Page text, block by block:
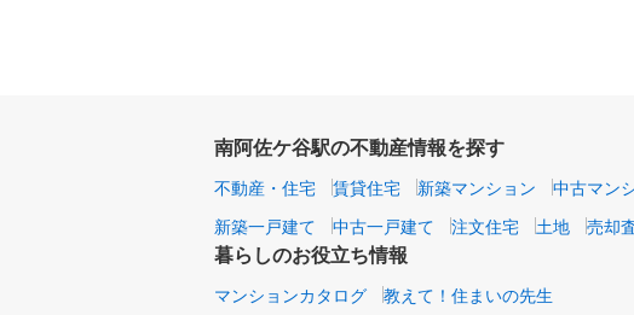
南阿佐ケ谷駅の不動産情報を探す
不動産・住宅 賃貸住宅 新築マンション
中古マン
新築一戸建て
中古一戸建て 注文住宅 土地 売却
暮らしのお役立ち情報
マンションカタログ 教えて！住まいの先生